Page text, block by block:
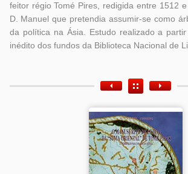
feitor régio Tomé Pires, redigida entre 1512
D. Manuel que pretendia assumir-se como
da política na Ásia. Estudo realizado a
inédito dos fundos da Biblioteca Nacional de